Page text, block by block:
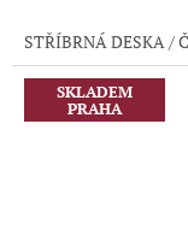
z
5
hvězdiček.
STŘÍBRNÁ DESKA /
SKLADEM
PRAHA